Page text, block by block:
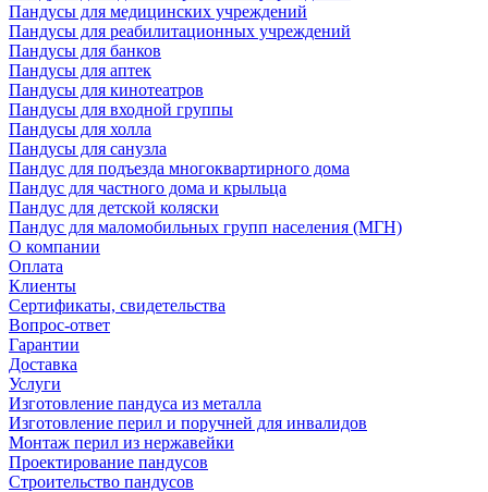
Пандусы для медицинских учреждений
Пандусы для реабилитационных учреждений
Пандусы для банков
Пандусы для аптек
Пандусы для кинотеатров
Пандусы для входной группы
Пандусы для холла
Пандусы для санузла
Пандус для подъезда многоквартирного дома
Пандус для частного дома и крыльца
Пандус для детской коляски
Пандус для маломобильных групп населения (МГН)
О компании
Оплата
Клиенты
Сертификаты, свидетельства
Вопрос-ответ
Гарантии
Доставка
Услуги
Изготовление пандуса из металла
Изготовление перил и поручней для инвалидов
Монтаж перил из нержавейки
Проектирование пандусов
Строительство пандусов